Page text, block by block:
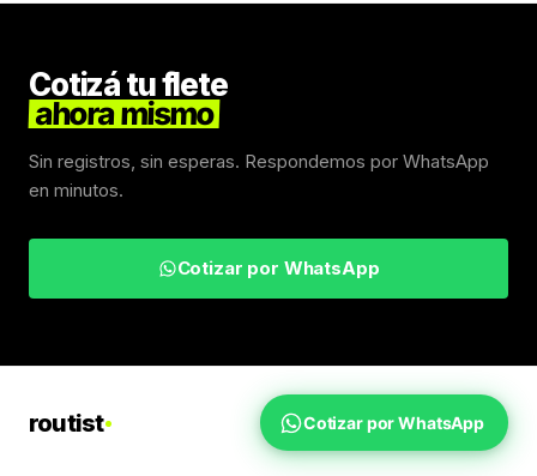
Cotizá tu flete
ahora mismo
Sin registros, sin esperas. Respondemos por WhatsApp
en minutos.
Cotizar por WhatsApp
routist Fletes UruguayInicio
Cotizar por WhatsApp